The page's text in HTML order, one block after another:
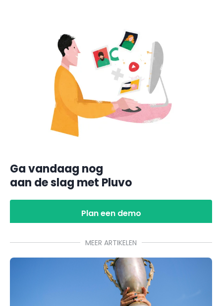
Ga vandaag nog
aan de slag met Pluvo
Plan een demo
MEER ARTIKELEN